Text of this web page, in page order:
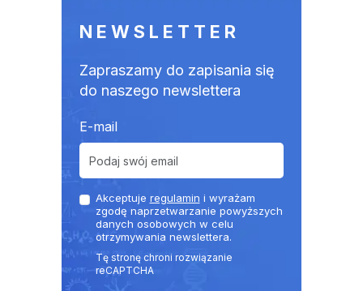
NEWSLETTER
Zapraszamy do zapisania się
do naszego newslettera
E-mail
Akceptuje regulamin i wyrażam
zgodę naprzetwarzanie powyższych
danych osobowych w celu
otrzymywania newslettera.